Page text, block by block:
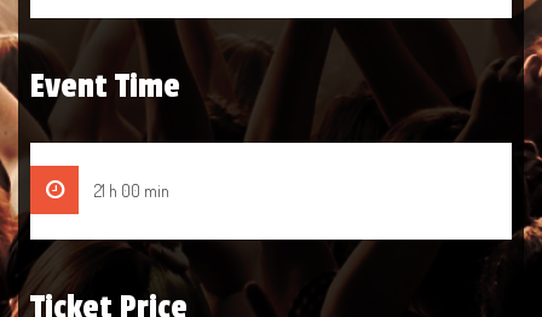
Event Time
21 h 00 min
Ticket Price